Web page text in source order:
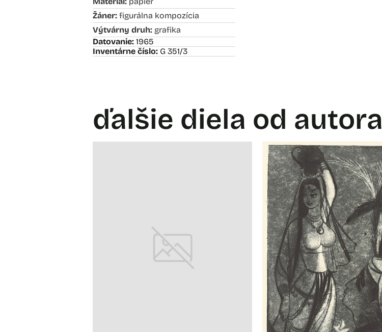
Žáner: figurálna kompozícia
Výtvárny druh: grafika
Datovanie: 1965
Inventárne číslo: G 351/3
ďalšie diela od autora